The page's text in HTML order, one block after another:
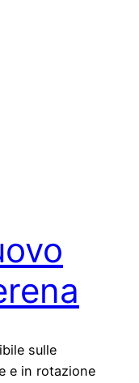
sulle
e in rotazione